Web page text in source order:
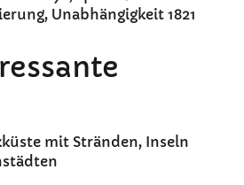
Unabhängigkeit 1821
mit Stränden, Inseln